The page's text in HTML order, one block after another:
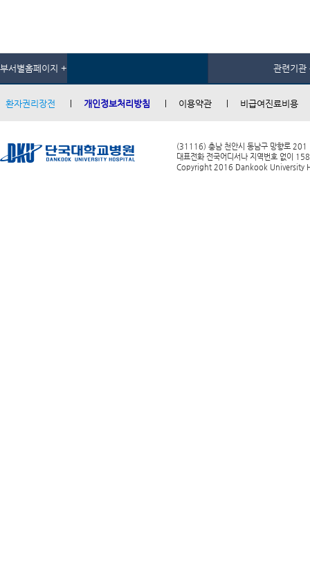
부서별홈페이지 + 관련기관
환자권리장전 개인정보처리방침 이용약관 비급여진료비용
(31116) 충남 천안시 동남구 망향로 201
대표전화 전국어디서나 지역번호 없이
Copyright 2016 Dankook University